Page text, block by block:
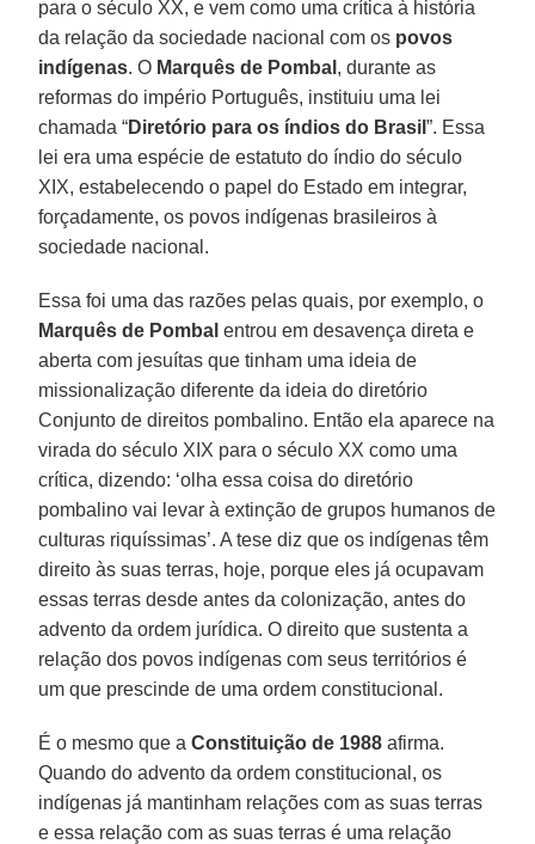
para o século XX, e vem como uma crítica à história
da relação da sociedade nacional com os povos
indígenas. O Marquês de Pombal , durante as
reformas do império Português, instituiu uma lei
chamada “Diretório para os índios do Brasil”. Essa
lei era uma espécie de estatuto do índio do século
XIX, estabelecendo o papel do Estado em integrar,
forçadamente, os povos indígenas brasileiros à
sociedade nacional.
Essa foi uma das razões pelas quais, por exemplo, o
Marquês de Pombal entrou em desavença direta e
aberta com jesuítas que tinham uma ideia de
missionalização diferente da ideia do diretório
Conjunto de direitos pombalino. Então ela aparece na
virada do século XIX para o século XX como uma
crítica, dizendo: ‘olha essa coisa do diretório
pombalino vai levar à extinção de grupos humanos de
culturas riquíssimas’. A tese diz que os indígenas têm
direito às suas terras, hoje, porque eles já ocupavam
essas terras desde antes da colonização, antes do
advento da ordem jurídica. O direito que sustenta a
relação dos povos indígenas com seus territórios é
um que prescinde de uma ordem constitucional.
É o mesmo que aConstituição de 1988 afirma.
Quando do advento da ordem constitucional, os
indígenas já mantinham relações com as suas terras
e essa relação com as suas terras é uma relação